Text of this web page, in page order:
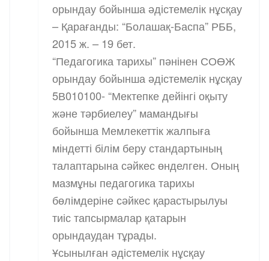
орындау бойынша әдістемелік нұсқау
– Қарағанды: “Болашақ-Баспа” РББ,
2015 ж. – 19 бет.
“Педагогика тарихы” пәнінен СОӨЖ
орындау бойынша әдістемелік нұсқау
5В010100- “Мектепке дейінгі оқыту
және тәрбиелеу” мамандығы
бойынша Мемлекеттік жалпыға
міндетті білім беру стандартының
талаптарына сәйкес өнделген. Оның
мазмұны педагогика тарихы
бөлімдеріне сәйкес қарастырылуы
тиіс тапсырмалар қатарын
орындаудан тұрады.
Ұсынылған әдістемелік нұсқау